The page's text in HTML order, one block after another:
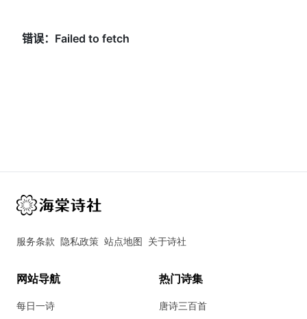
服务条款 隐私政策 站点地图 关于诗社
网站导航
每日一诗
热门诗集
唐诗三百首